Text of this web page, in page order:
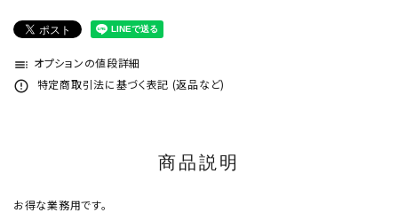
toc オプションの値段詳細
error_outline 特定商取引法に基づく表記 (返品など)
商品説明
お得な業務用です。